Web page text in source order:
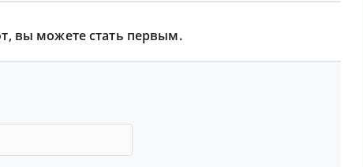
вы можете стать первым.